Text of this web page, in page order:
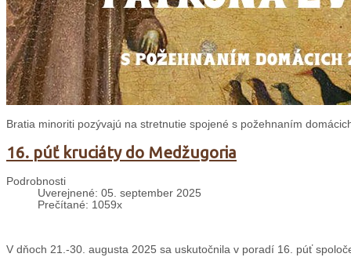
Bratia minoriti pozývajú na stretnutie spojené s požehnaním
16. púť kruciáty do Medžugoria
Podrobnosti
Uverejnené: 05. september 2025
Prečítané: 1059x
V dňoch 21.-30. augusta 2025 sa uskutočnila v poradí 16. púť